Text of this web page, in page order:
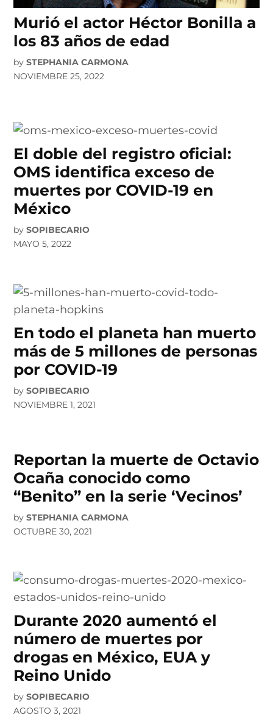
Murió el actor Héctor Bonilla a
los 83 años de edad
by STEPHANIA CARMONA
NOVIEMBRE 25, 2022
El doble del registro oficial:
OMS identifica exceso de
muertes por COVID-19 en
México
by SOPIBECARIO
MAYO 5, 2022
En todo el planeta han muerto
más de 5 millones de personas
por COVID-19
by SOPIBECARIO
NOVIEMBRE 1, 2021
Reportan la muerte de Octavio
Ocaña conocido como
“Benito” en la serie ‘Vecinos’
by STEPHANIA CARMONA
OCTUBRE 30, 2021
Durante 2020 aumentó el
número de muertes por
drogas en México, EUA y
Reino Unido
by SOPIBECARIO
AGOSTO 3, 2021